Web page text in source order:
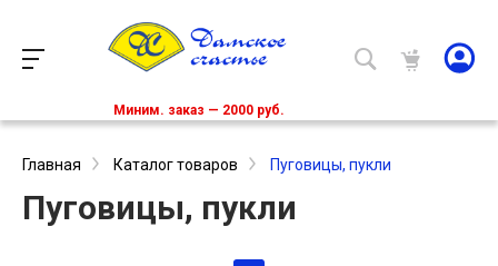
Миним. заказ — 2000 руб.
Главная Каталог товаров Пуговицы, пукли
Пуговицы, пукли